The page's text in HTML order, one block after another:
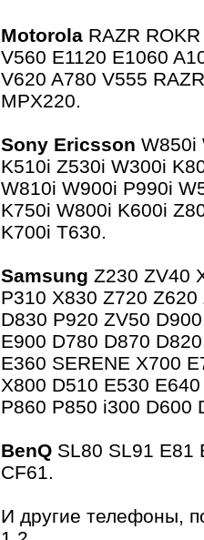
Motorola RAZR
V560 E1120 E1060
V620 A780 V555
MPX220.
Sony Ericsson W850i
K510i Z530i W300i
W810i W900i P990i
K750i W800i K600i
K700i T630.
Samsung Z230 ZV40
P310 X830 Z720
D830 P920 ZV50
E900 D780 D870
E360 SERENE X700
X800 D510 E530
P860 P850 i300 D600
BenQ SL80 SL91 E81
CF61.
И другие телефоны,